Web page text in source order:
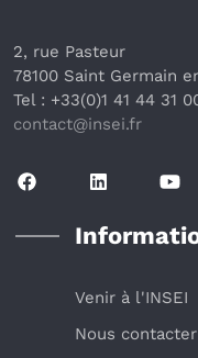
2, rue Pasteur
78100 Saint Germain
Tel : +33(0)1 41 44 31
contact@insei.fr
Venir à l'INSEI
Nous contacter